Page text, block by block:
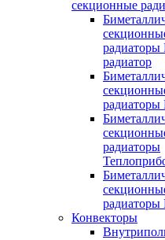
секционные
радиаторы
радиатор
радиаторы
радиаторы
радиаторы
Конвекторы